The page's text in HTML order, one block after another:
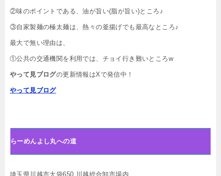
②味のポイントである、油が旨い(脂が旨い)ところ♪
③自家製麺の極太麺は、熱々の釜揚げでも最高なところ♪
最大で無い理由は、
①公共の交通機関を利用では、チョイ行き難いところw
やって見ブログの更新情報はXで発信中！
やって見ブログ
らーめんよし丸への道
埼玉県川越市大袋650 川越総合卸市場内